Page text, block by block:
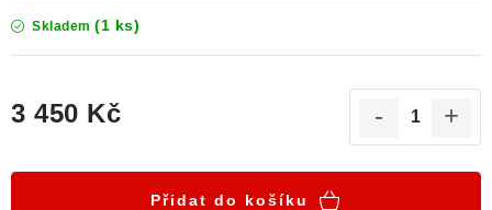
Skladem (1 ks)
3 450 Kč
Přidat do košíku